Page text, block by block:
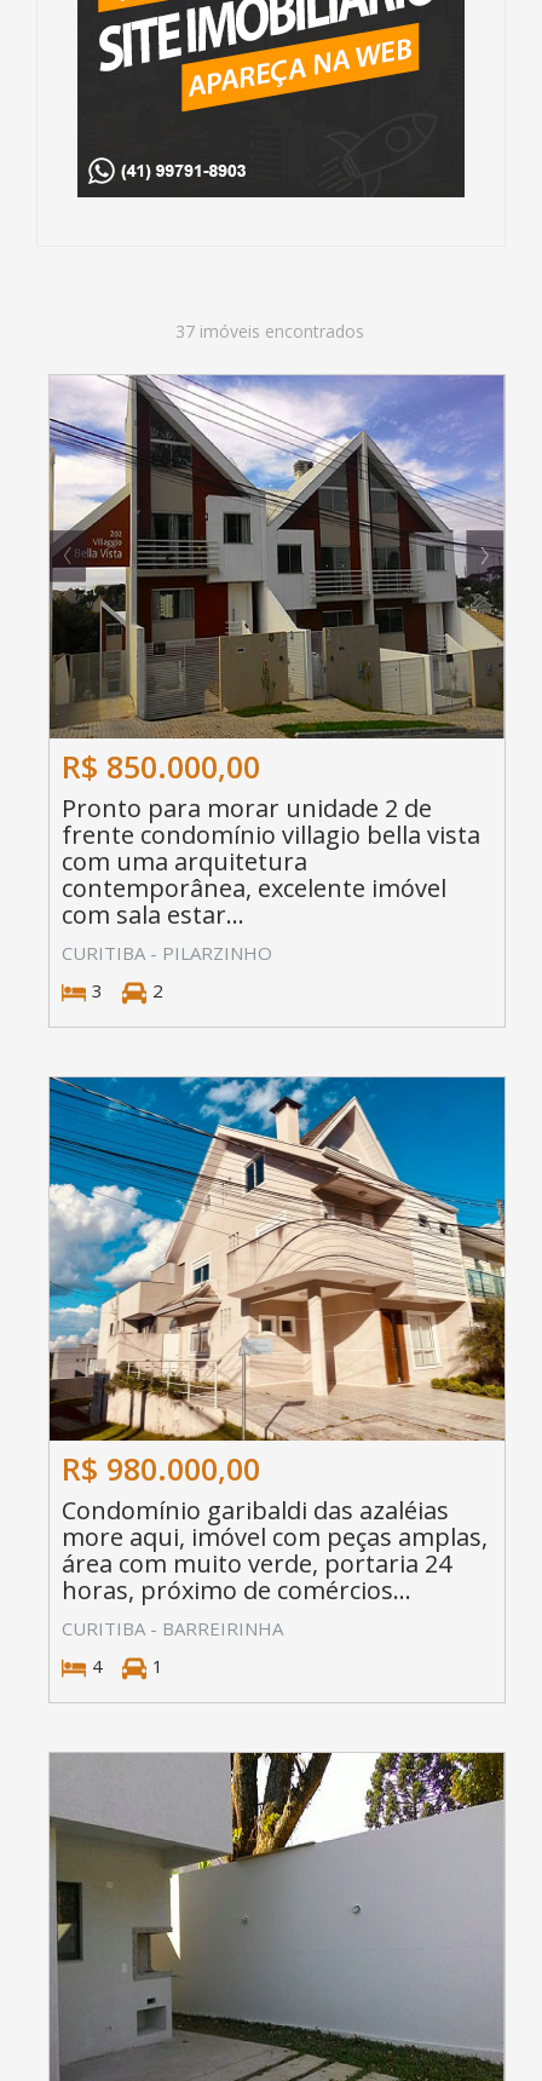
37 imóveis encontrados
R$ 850.000,00
Pronto para morar unidade 2 de
frente condomínio villagio bella vista
com uma arquitetura
contemporânea, excelente imóvel
com sala estar...
CURITIBA - PILARZINHO
3
2
R$ 980.000,00
Condomínio garibaldi das azaléias
more aqui, imóvel com peças amplas,
área com muito verde, portaria 24
horas, próximo de comércios...
CURITIBA - BARREIRINHA
4
1